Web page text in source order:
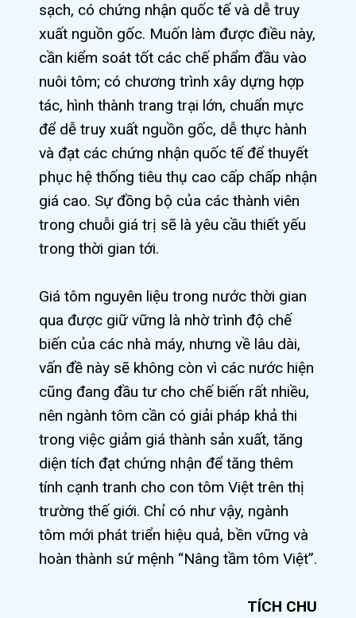
sạch, có chứng nhận quốc tế và dễ truy
xuất nguồn gốc. Muốn làm được điều này,
cần kiểm soát tốt các chế phẩm đầu vào
nuôi tôm; có chương trình xây dựng hợp
tác, hình thành trang trại lớn, chuẩn mực
để dễ truy xuất nguồn gốc, dễ thực hành
và đạt các chứng nhận quốc tế để thuyết
phục hệ thống tiêu thụ cao cấp chấp nhận
giá cao. Sự đồng bộ của các thành viên
trong chuỗi giá trị sẽ là yêu cầu thiết yếu
trong thời gian tới.
Giá tôm nguyên liệu trong nước thời gian
qua được giữ vững là nhờ trình độ chế
biến của các nhà máy, nhưng về lâu dài,
vấn đề này sẽ không còn vì các nước hiện
cũng đang đầu tư cho chế biến rất nhiều,
nên ngành tôm cần có giải pháp khả thi
trong việc giảm giá thành sản xuất, tăng
diện tích đạt chứng nhận để tăng thêm
tính cạnh tranh cho con tôm Việt trên thị
trường thế giới. Chỉ có như vậy, ngành
tôm mới phát triển hiệu quả, bền vững và
hoàn thành sứ mệnh “Nâng tầm tôm Việt”.
TÍCH CHU